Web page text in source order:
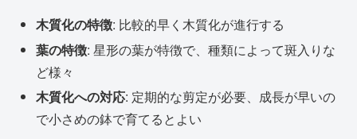
木質化の特徴: 比較的早く木質化が進行する
葉の特徴: 星形の葉が特徴で、種類によって斑入りな
ど様々
木質化への対応: 定期的な剪定が必要、成長が早いの
で小さめの鉢で育てるとよい